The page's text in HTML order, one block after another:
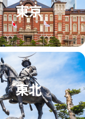
東京
東北